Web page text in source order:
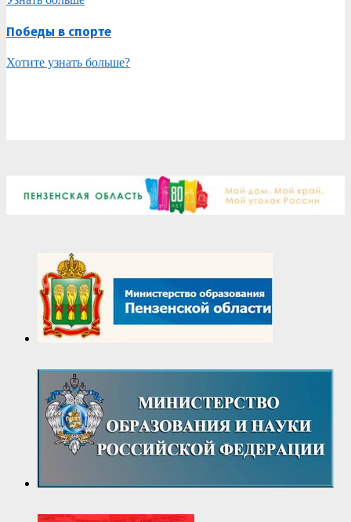
Победы в спорте
Хотите узнать больше?